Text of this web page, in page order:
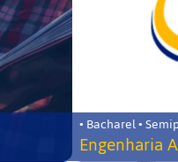
• Bacharel •
Engenharia